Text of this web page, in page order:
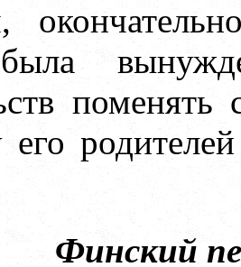
его
Финский